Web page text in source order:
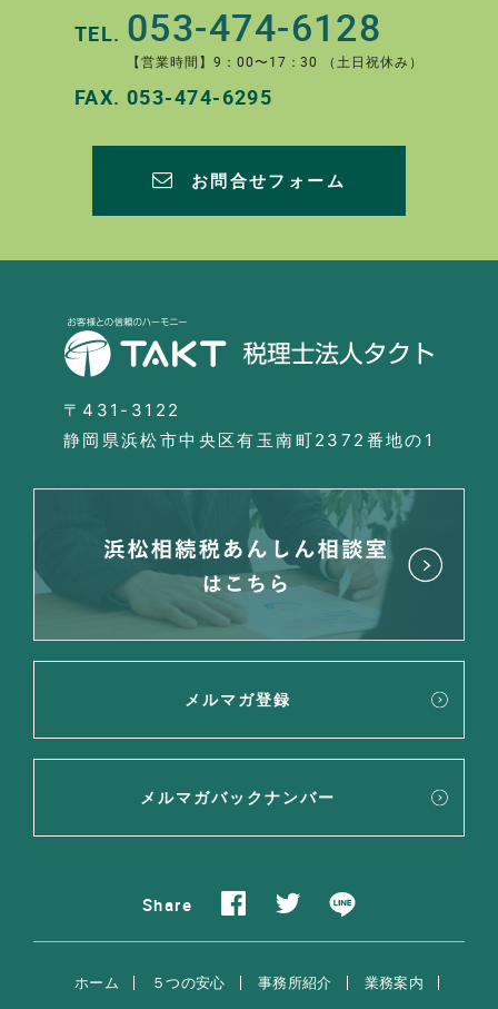
TEL. 053-474-6128
【営業時間】9：00〜17：30 （土日祝休み）
FAX. 053-474-6295
お問合せフォーム
〒431-3122
静岡県浜松市中央区有玉南町2372番地の1
メルマガ登録
メルマガバックナンバー
Share
ホーム ５つの安心 事務所紹介 業務案内